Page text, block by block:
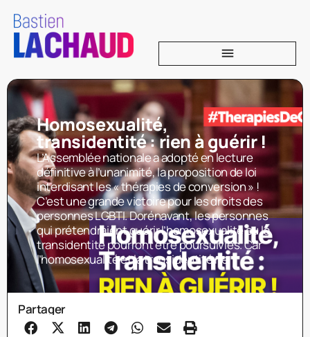
Homosexualité,
transidentité : rien à guérir !
L’Assemblée nationale a adopté en lecture
définitive à l’unanimité, la proposition de loi
interdisant les « thérapies de conversion » !
C’est une grande victoire pour les droits des
personnes LGBTI. Dorénavant, les personnes
qui prétendraient guérir l’homosexualité ou la
transidentité pourront être poursuivies. Car
l’homosexualité et la transidentité ne
Partager